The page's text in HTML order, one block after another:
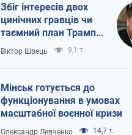
Збіг інтересів двох
цинічних гравців чи
таємний план Трампа
і Путіна?
Віктор Швець 9,1 т.
Мінськ готується до
функціонування в умовах
масштабної воєнної кризи
Олександр Левченко 14,7 т.